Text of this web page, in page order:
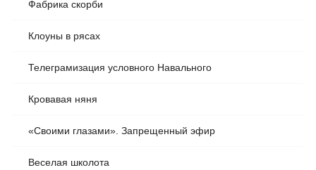
Фабрика скорби
Клоуны в рясах
Телеграмизация условного Навального
Кровавая няня
«Своими глазами». Запрещенный эфир
Веселая школота